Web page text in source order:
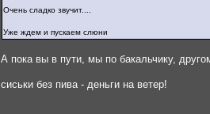
Очень сладко звучит....
Уже ждем и пускаем слюни
А пока вы в пути, мы по бакальчику,
сиськи без пива - деньги на ветер!